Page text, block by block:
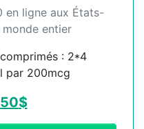
en ligne aux États-
monde entier
: 2*4
par 200mcg
$